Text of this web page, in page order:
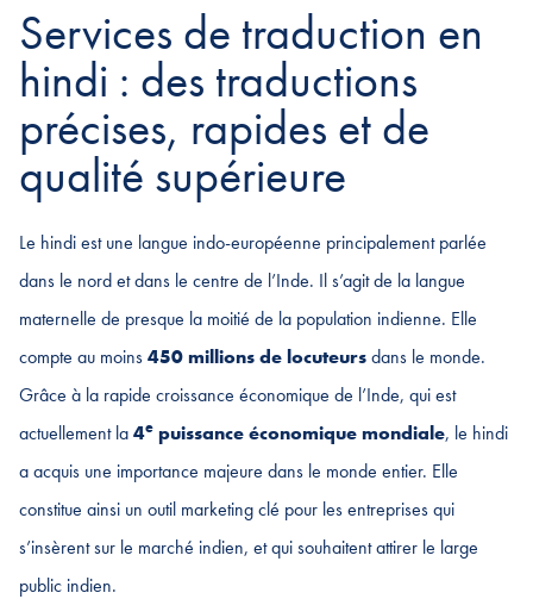
Services de traduction en
hindi : des traductions
précises, rapides et de
qualité supérieure
Le hindi est une langue indo-européenne principalement parlée
dans le nord et dans le centre de l’Inde. Il s’agit de la langue
maternelle de presque la moitié de la population indienne. Elle
compte au moins450 millions de locuteursdans le monde.
Grâce à la rapide croissance économique de l’Inde, qui est
actuellement la4e puissance économique mondiale, le hindi
a acquis une importance majeure dans le monde entier. Elle
constitue ainsi un outil marketing clé pour les entreprises qui
s’insèrent sur le marché indien, et qui souhaitent attirer le large
public indien.